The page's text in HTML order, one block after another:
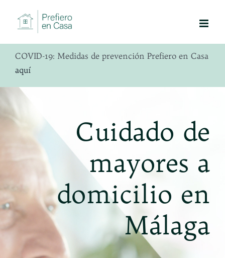
contenido
COVID-19: Medidas de prevención Prefiero en Casa
aquí
Cuidado de
mayores a
domicilio en
Málaga